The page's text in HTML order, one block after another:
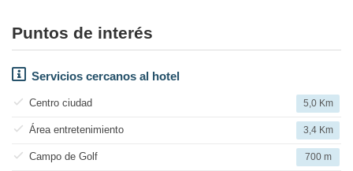
Puntos de interés
Servicios cercanos al hotel
Centro ciudad 5,0 Km
Área entretenimiento 3,4 Km
Campo de Golf 700 m